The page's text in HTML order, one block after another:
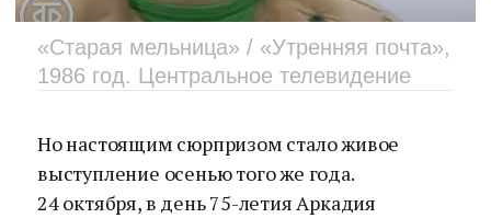
«Старая мельница» / «Утренняя почта»,
1986 год. Центральное телевидение
Но настоящим сюрпризом стало живое
выступление осенью того же года.
24 октября, в день 75-летия Аркадия